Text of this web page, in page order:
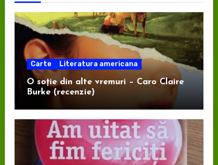
Carte Literatura americana
O soție din alte vremuri – Caro Claire
Burke (recenzie)